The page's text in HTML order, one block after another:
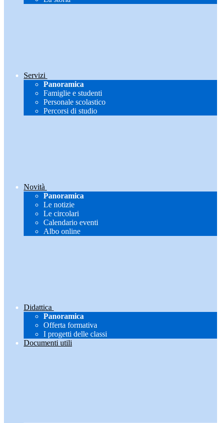
Servizi
Panoramica
Famiglie e studenti
Personale scolastico
Percorsi di studio
Novità
Panoramica
Le notizie
Le circolari
Calendario eventi
Albo online
Didattica
Panoramica
Offerta formativa
I progetti delle classi
Documenti utili